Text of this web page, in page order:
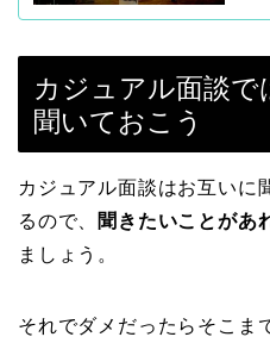
カジュアル面談
聞いておこう
カジュアル面談はお互いに
るので、
聞きたいことがあ
ましょう。
それでダメだったらそこま